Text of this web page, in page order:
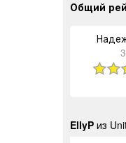
Общий
EllyP из